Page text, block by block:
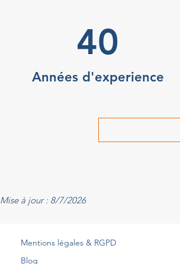
40
Années d'experience
Mise à jour : 8/7/2026
Mentions légales & RGPD
Blog